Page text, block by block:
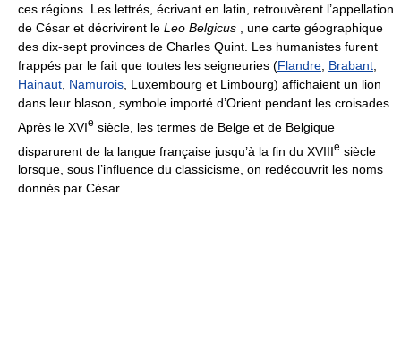
ces régions. Les lettrés, écrivant en latin, retrouvèrent l’appellation
de César et décrivirent le Leo Belgicus , une carte géographique
des dix-sept provinces de Charles Quint. Les humanistes furent
frappés par le fait que toutes les seigneuries (Flandre Brabant
Hainaut Namurois , Luxembourg et Limbourg) affichaient un lion
dans leur blason, symbole importé d’Orient pendant les croisades.
Après le XVIe siècle, les termes de Belge et de Belgique
disparurent de la langue française jusqu’à la fin du XVIIIe siècle
lorsque, sous l’influence du classicisme, on redécouvrit les noms
donnés par César.